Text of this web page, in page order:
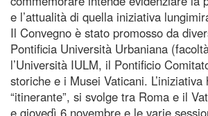
e l’attualità di quella iniziativa
Il Convegno è stato promosso da
Pontificia Università Urbaniana
l’Università IULM, il Pontificio
storiche e i Musei Vaticani.
“itinerante”, si svolge tra Roma e il
e giovedì 6 novembre e le varie